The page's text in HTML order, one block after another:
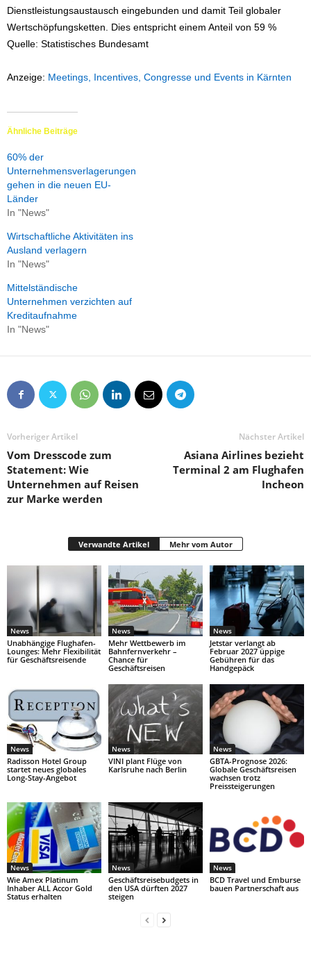
Dienstleistungsaustausch eingebunden und damit Teil globaler
Wertschöpfungsketten. Dies entspricht einem Anteil von 59 %
Quelle: Statistisches Bundesamt
Anzeige: Meetings, Incentives, Congresse und Events in Kärnten
Ähnliche Beiträge
60% der
Unternehmensverlagerungen
gehen in die neuen EU-
Länder
In "News"
Wirtschaftliche Aktivitäten ins
Ausland verlagern
In "News"
Mittelständische
Unternehmen verzichten auf
Kreditaufnahme
In "News"
Vorheriger Artikel
Vom Dresscode zum
Statement: Wie
Unternehmen auf Reisen
zur Marke werden
Nächster Artikel
Asiana Airlines bezieht
Terminal 2 am Flughafen
Incheon
Verwandte Artikel Mehr vom Autor
News
Unabhängige Flughafen-
Lounges: Mehr Flexibilität
für Geschäftsreisende
News
Mehr Wettbewerb im
Bahnfernverkehr –
Chance für
Geschäftsreisen
News
Jetstar verlangt ab
Februar 2027 üppige
Gebühren für das
Handgepäck
News
Radisson Hotel Group
startet neues globales
Long-Stay-Angebot
News
VINI plant Flüge von
Karlsruhe nach Berlin
News
GBTA-Prognose 2026:
Globale Geschäftsreisen
wachsen trotz
Preissteigerungen
News
Wie Amex Platinum
Inhaber ALL Accor Gold
Status erhalten
News
Geschäftsreisebudgets in
den USA dürften 2027
steigen
News
BCD Travel und Emburse
bauen Partnerschaft aus